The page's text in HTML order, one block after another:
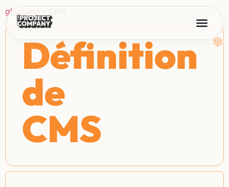
glossaire
Définition
de
CMS